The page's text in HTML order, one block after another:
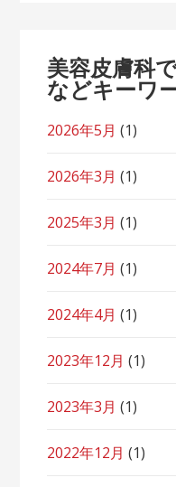
美容皮膚科
などキーワ
2026年5月 (1)
2026年3月 (1)
2025年3月 (1)
2024年7月 (1)
2024年4月 (1)
2023年12月 (1)
2023年3月 (1)
2022年12月 (1)